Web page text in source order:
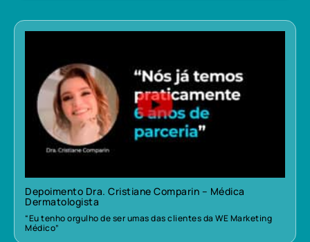
Depoimento Dra. Cristiane Comparin – Médica
Dermatologista
“Eu tenho orgulho de ser umas das clientes da WE Marketing
Médico”